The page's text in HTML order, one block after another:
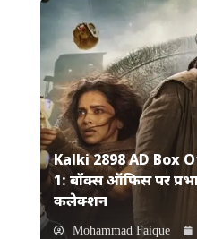
Kalki 2898 AD Box
1: बॉक्स ऑफिस पर
कलेक्शन
Mohammad Faique